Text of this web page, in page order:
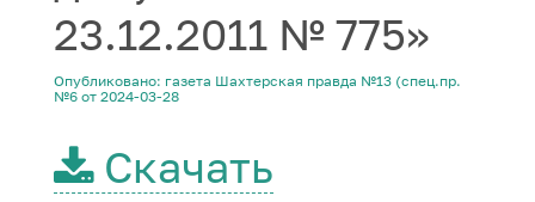
23.12.2011 № 775»
Опубликовано: газета Шахтерская правда №13 (спец.пр.
№6 от 2024-03-28
Скачать